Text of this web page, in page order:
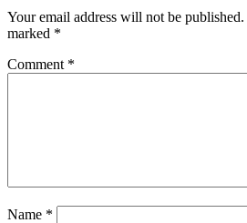
Your email address will not be published.
marked *
Comment *
Name *